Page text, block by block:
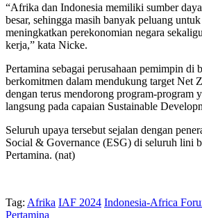
“Afrika dan Indonesia memiliki sumber
besar, sehingga masih banyak peluang
meningkatkan perekonomian negara
kerja,” kata Nicke.
Pertamina sebagai perusahaan pemimpin di
berkomitmen dalam mendukung target Net
dengan terus mendorong program-program
langsung pada capaian Sustainable
Seluruh upaya tersebut sejalan dengan
Social & Governance (ESG) di seluruh lini
Pertamina. (nat)
Tag: Afrika IAF 2024 Indonesia-Africa
Pertamina